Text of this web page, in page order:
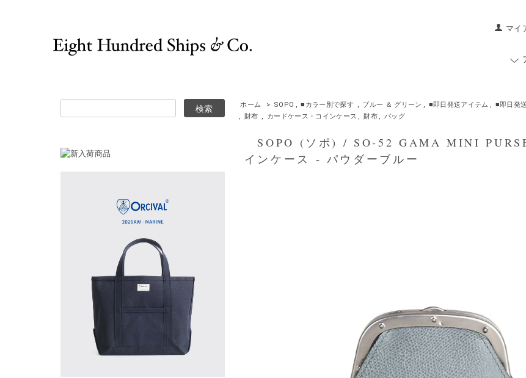
マイ
ホーム > SOPO , ■カラー別で探す , ブルー ＆ グリーン , ■即日発送アイテム , ■即日発
, 財布 , カードケース・コインケース , 財布 , バッグ
SOPO (ソポ) / SO-52 GAMA MINI
インケース - パウダーブルー